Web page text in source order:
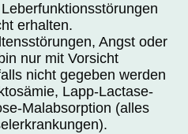
erhalten.
Angst oder
nur mit Vorsicht
nicht gegeben werden
Lapp-Lactase-
Malabsorption (alles